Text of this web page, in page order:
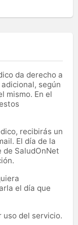
da derecho a
según
mismo. En el
recibirás un
El día de la
SaludOnNet
el día que
uso del servicio.